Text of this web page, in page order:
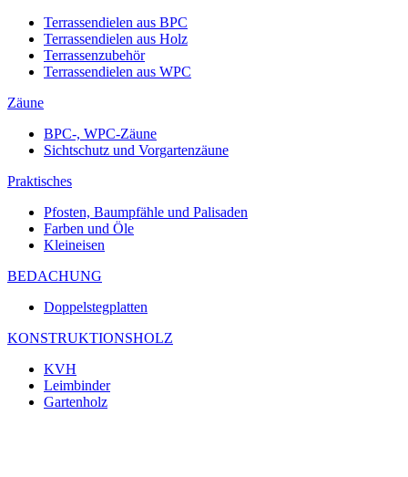
Terrassendielen aus BPC
Terrassendielen aus Holz
Terrassenzubehör
Terrassendielen aus WPC
Zäune
BPC-, WPC-Zäune
Sichtschutz und Vorgartenzäune
Praktisches
Pfosten, Baumpfähle und Palisaden
Farben und Öle
Kleineisen
BEDACHUNG
Doppelstegplatten
KONSTRUKTIONSHOLZ
KVH
Leimbinder
Gartenholz